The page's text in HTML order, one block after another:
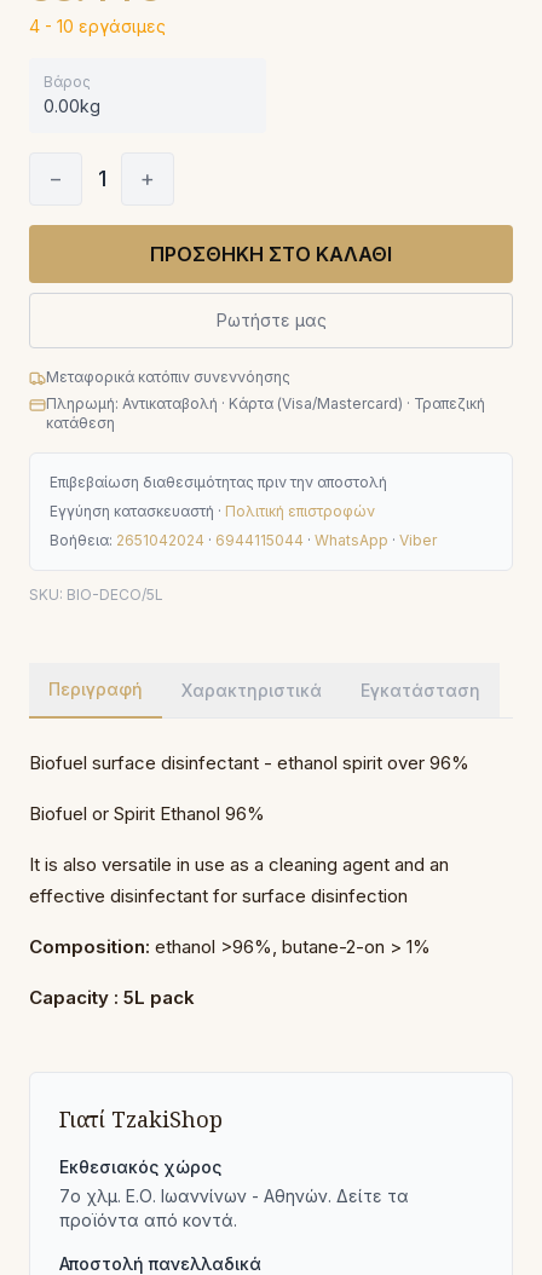
4 - 10 εργάσιμες
Βάρος
0.00kg
− 1 +
ΠΡΟΣΘΗΚΗ ΣΤΟ ΚΑΛΑΘΙ
Ρωτήστε μας
Μεταφορικά κατόπιν συνεννόησης
Πληρωμή: Αντικαταβολή · Κάρτα (Visa/Mastercard) · Τραπεζική
κατάθεση
Επιβεβαίωση διαθεσιμότητας πριν την αποστολή
Εγγύηση κατασκευαστή · Πολιτική επιστροφών
Βοήθεια: 2651042024 · 6944115044 · WhatsApp · Viber
SKU: BIO-DECO/5L
Περιγραφή Χαρακτηριστικά Εγκατάσταση
Biofuel surface disinfectant - ethanol spirit over 96%
Biofuel or Spirit Ethanol 96%
It is also versatile in use as a cleaning agent and an
effective disinfectant for surface disinfection
Composition: ethanol >96%, butane-2-on > 1%
Capacity : 5L pack
Γιατί TzakiShop
Εκθεσιακός χώρος
7ο χλμ. Ε.Ο. Ιωαννίνων - Αθηνών. Δείτε τα
προϊόντα από κοντά.
Αποστολή πανελλαδικά